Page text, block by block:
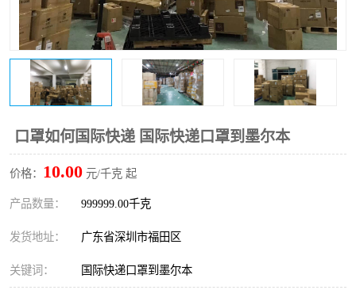
口罩如何国际快递 国际快递口罩到墨尔本
价格： 10.00 元/千克 起
产品数量： 999999.00千克
发货地址： 广东省深圳市福田区
关键词： 国际快递口罩到墨尔本
新能源电池出口物流